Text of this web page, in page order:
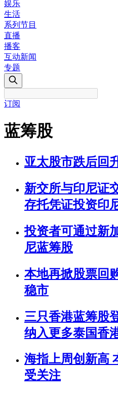
娱乐
生活
系列节目
直播
播客
互动新闻
专题
订阅
蓝筹股
亚太股市跌后回
新交所与印尼证
存托凭证投资印
投资者可通过新
尼蓝筹股
本地再掀股票回
稳市
三只香港蓝筹股
纳入更多泰国香
海指上周创新高
受关注